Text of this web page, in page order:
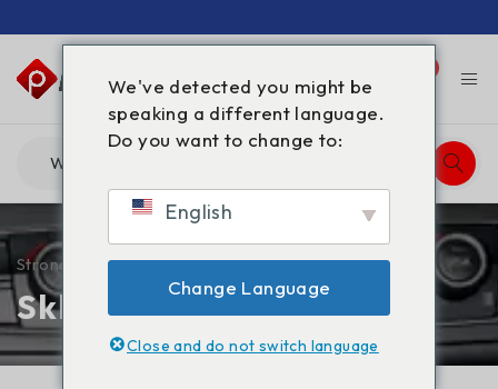
Sklep
Strona główna / Sklep
We've detected you might be
speaking a different language.
Do you want to change to:
English
Change Language
Close and do not switch language